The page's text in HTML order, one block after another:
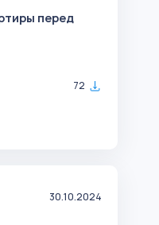
перед
72
30.10.2024